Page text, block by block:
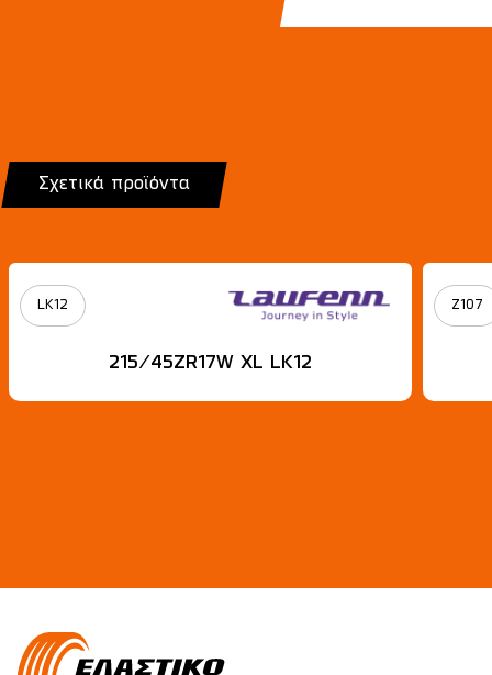
Σχετικά προϊόντα
LK12
215/45ZR17W XL LK12
Z107